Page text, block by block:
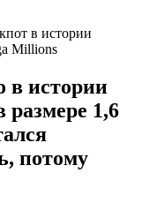
в истории
Millions
в истории
1,6
потому